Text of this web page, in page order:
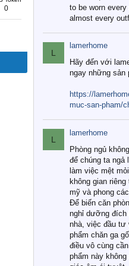
0
to be worn
almost every
L
lamerhome
Hãy đến với
ngay những sản
https://
muc-san-pham/
L
lamerhome
Phòng ngủ
để chúng ta ngả
làm việc mệt
không gian
mỹ và phong
Để biến căn
nghỉ dưỡng đích
nhà, việc đầu tư
phẩm chăn ga
điều vô cùng
phẩm này